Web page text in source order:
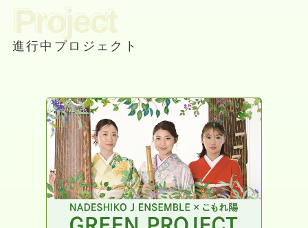
Project
進行中プロジェクト